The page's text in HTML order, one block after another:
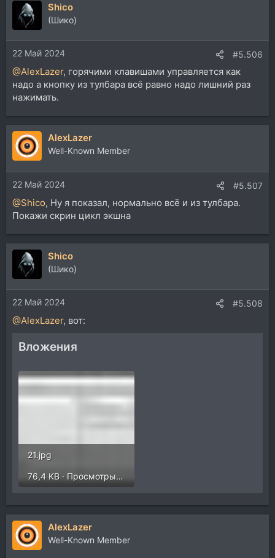
Shico
(Шико)
22 Май 2024 #5.506
@AlexLazer, горячими клавишами управляется как
надо а кнопку из тулбара всё равно надо лишний раз
нажимать.
AlexLazer
Well-Known Member
22 Май 2024 #5.507
@Shico, Ну я показал, нормально всё и из тулбара.
Покажи скрин цикл экшна
Shico
(Шико)
22 Май 2024 #5.508
@AlexLazer, вот:
Вложения
21.jpg
76,4 KB · Просмотры: 287
AlexLazer
Well-Known Member